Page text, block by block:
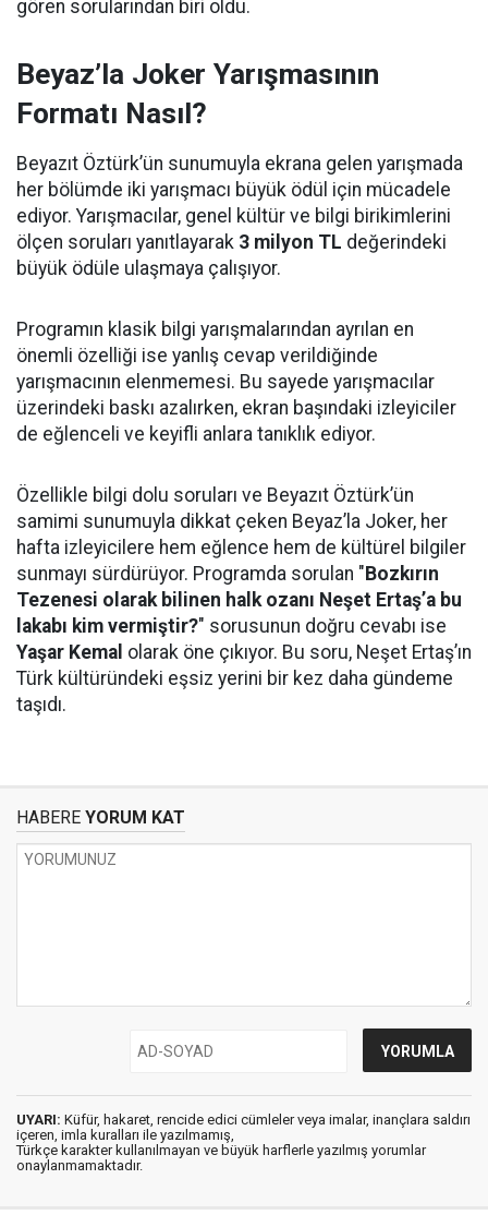
gören sorularından biri oldu.
Beyaz’la Joker Yarışmasının
Formatı Nasıl?
Beyazıt Öztürk’ün sunumuyla ekrana gelen yarışmada
her bölümde iki yarışmacı büyük ödül için mücadele
ediyor. Yarışmacılar, genel kültür ve bilgi birikimlerini
ölçen soruları yanıtlayarak 3 milyon TL değerindeki
büyük ödüle ulaşmaya çalışıyor.
Programın klasik bilgi yarışmalarından ayrılan en
önemli özelliği ise yanlış cevap verildiğinde
yarışmacının elenmemesi. Bu sayede yarışmacılar
üzerindeki baskı azalırken, ekran başındaki izleyiciler
de eğlenceli ve keyifli anlara tanıklık ediyor.
Özellikle bilgi dolu soruları ve Beyazıt Öztürk’ün
samimi sunumuyla dikkat çeken Beyaz’la Joker, her
hafta izleyicilere hem eğlence hem de kültürel bilgiler
sunmayı sürdürüyor. Programda sorulan " Bozkırın
Tezenesi olarak bilinen halk ozanı Neşet Ertaş’a bu
lakabı kim vermiştir?" sorusunun doğru cevabı ise
Yaşar Kemal olarak öne çıkıyor. Bu soru, Neşet Ertaş’ın
Türk kültüründeki eşsiz yerini bir kez daha gündeme
taşıdı.
HABERE YORUM KAT
UYARI: Küfür, hakaret, rencide edici cümleler veya imalar, inançlara saldırı
içeren, imla kuralları ile yazılmamış,
Türkçe karakter kullanılmayan ve büyük harflerle yazılmış yorumlar
onaylanmamaktadır.